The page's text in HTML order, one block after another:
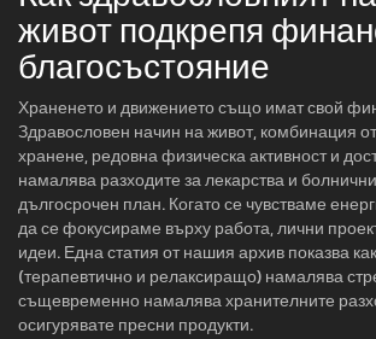
живот подкрепя
благосъстояние
Храненето и движението също имат свой
Здравословен начин на живот,комбинация
хранене, редовна физическа активност и
намалява разходите за лекарства и болнични
дългосрочен план. Когато се чувстваме
да се фокусираме върху работа, лични
идеи. Една статия от нашия архив показва
(терапевтично и релаксиращо) намалява
същевременно намалява хранителните
осигурявате пресни продукти.